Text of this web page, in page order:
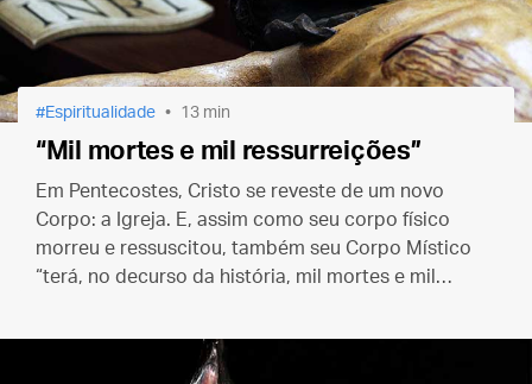
Espiritualidade 13 min
“Mil mortes e mil ressurreições”
Em Pentecostes, Cristo se reveste de um novo
Corpo: a Igreja. E, assim como seu corpo físico
morreu e ressuscitou, também seu Corpo Místico
“terá, no decurso da história, mil mortes e mil